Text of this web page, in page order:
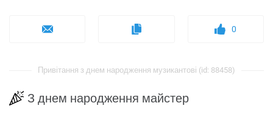
0
Привітання з днем ​​народження музикантові (id: 88458)
З днем ​​народження майстер